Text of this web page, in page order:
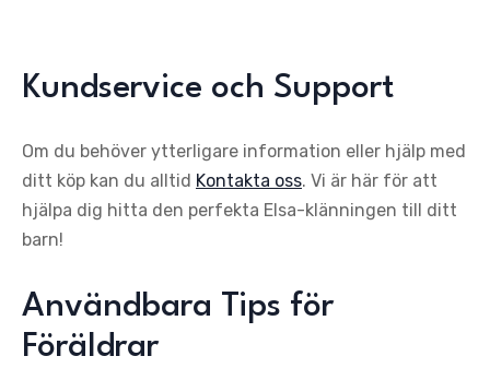
Kundservice och Support
Om du behöver ytterligare information eller hjälp med
ditt köp kan du alltid Kontakta oss. Vi är här för att
hjälpa dig hitta den perfekta Elsa-klänningen till ditt
barn!
Användbara Tips för
Föräldrar